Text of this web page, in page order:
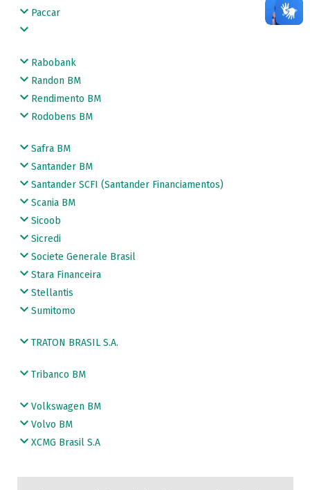
Paccar
Rabobank
Randon BM
Rendimento BM
Rodobens BM
Safra BM
Santander BM
Santander SCFI (Santander Financiamentos)
Scania BM
Sicoob
Sicredi
Societe Generale Brasil
Stara Financeira
Stellantis
Sumitomo
TRATON BRASIL S.A.
Tribanco BM
Volkswagen BM
Volvo BM
XCMG Brasil S.A